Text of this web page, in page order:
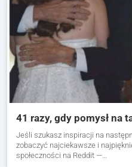
41 razy, gdy pomysł na
Jeśli szukasz inspiracji na
zobaczyć najciekawsze i
społeczności na Reddit —…